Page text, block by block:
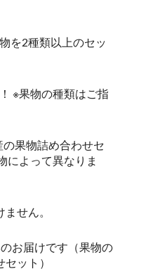
を2種類以上のセッ
※果物の種類はご指
果物詰め合わせセ
によって異なりま
せん。
お届けです（果物の
ット）